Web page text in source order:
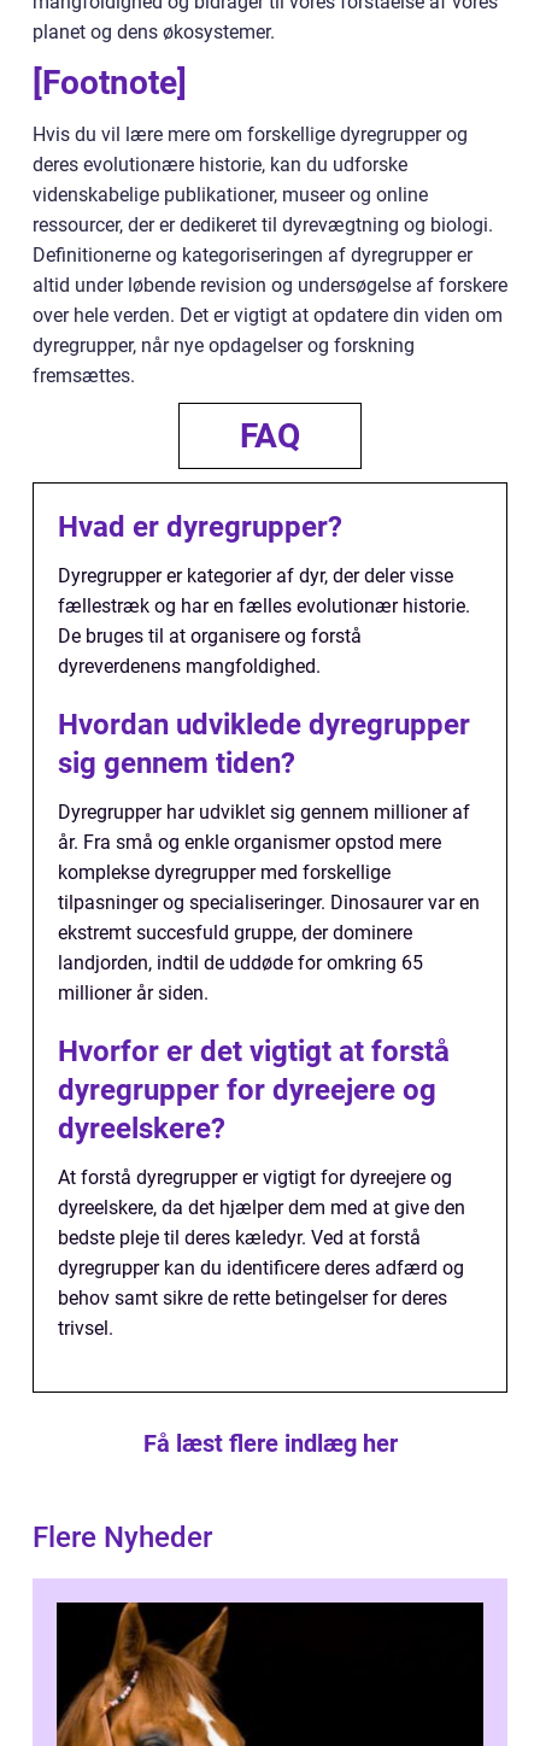
planet og dens økosystemer.
[Footnote]
Hvis du vil lære mere om forskellige dyregrupper og
deres evolutionære historie, kan du udforske
videnskabelige publikationer, museer og online
ressourcer, der er dedikeret til dyrevægtning og biologi.
Definitionerne og kategoriseringen af dyregrupper er
altid under løbende revision og undersøgelse af forskere
over hele verden. Det er vigtigt at opdatere din viden om
dyregrupper, når nye opdagelser og forskning
fremsættes.
FAQ
Hvad er dyregrupper?
Dyregrupper er kategorier af dyr, der deler visse
fællestræk og har en fælles evolutionær historie.
De bruges til at organisere og forstå
dyreverdenens mangfoldighed.
Hvordan udviklede dyregrupper
sig gennem tiden?
Dyregrupper har udviklet sig gennem millioner af
år. Fra små og enkle organismer opstod mere
komplekse dyregrupper med forskellige
tilpasninger og specialiseringer. Dinosaurer var en
ekstremt succesfuld gruppe, der dominere
landjorden, indtil de uddøde for omkring 65
millioner år siden.
Hvorfor er det vigtigt at forstå
dyregrupper for dyreejere og
dyreelskere?
At forstå dyregrupper er vigtigt for dyreejere og
dyreelskere, da det hjælper dem med at give den
bedste pleje til deres kæledyr. Ved at forstå
dyregrupper kan du identificere deres adfærd og
behov samt sikre de rette betingelser for deres
trivsel.
Få læst flere indlæg her
Flere Nyheder